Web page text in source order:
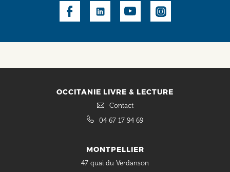
OCCITANIE LIVRE & LECTURE
Contact
04 67 17 94 69
MONTPELLIER
47 quai du Verdanson